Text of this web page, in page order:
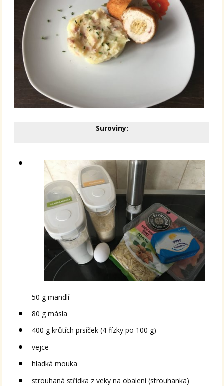
Suroviny:
50 g mandlí
80 g másla
400 g krůtích prsíček (4 řízky po 100 g)
vejce
hladká mouka
strouhaná střídka z veky na obalení (strouhanka)